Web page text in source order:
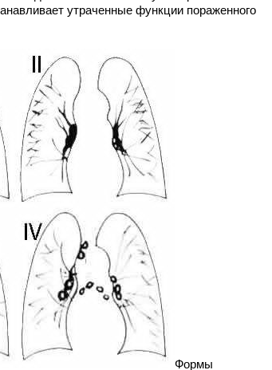
утраченные функции пораженного
Формы